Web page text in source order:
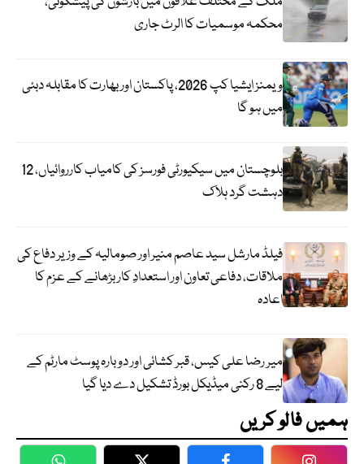
محکمہ موسمیات کا الرٹ جاری
ویمنز ایشیا کپ 2026، پاکستان اور بھارت کا مقابلہ دبئی
میں ہو گا
بلوچستان میں سیکیورٹی فورسز کی کامیاب کارروائیاں، 12
دہشت گرد ہلاک
فیلڈ مارشل سید عاصم منیر اور صومالیہ کے وزیر دفاع کی
ملاقات، دفاعی تعاون اور استعدادِ کار بڑھانے کے عزم کا
اعادہ
میر رضا علی کیس، قبر کشائی اور دوبارہ پوسٹ مارٹم کے
لیے 8 رکنی میڈیکل بورڈ تشکیل دے دیا گیا
ہمیں فالو کریں